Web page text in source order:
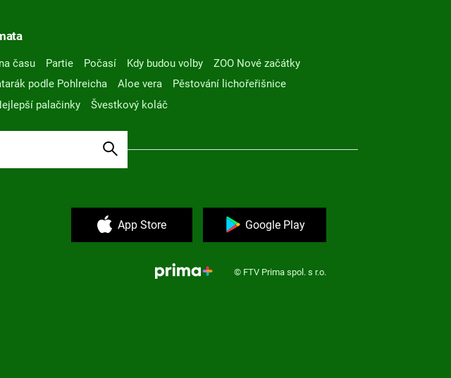
času Partie Počasí Kdy budou volby
ZOO Nové začátky
podle Pohlreicha Aloe vera
Pěstování lichořeřišnice
palačinky Švestkový koláč
App Store Google Play
© FTV Prima spol. s r.o.